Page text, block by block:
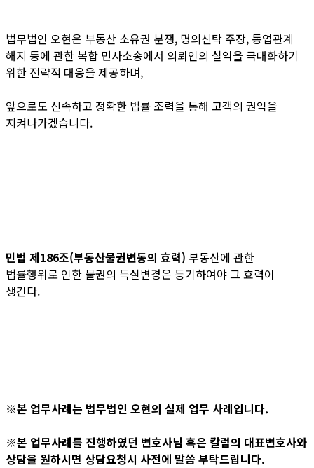
법무법인 오현은 부동산 소유권 분쟁, 명의신탁 주장, 동업관계
해지 등에 관한 복합 민사소송에서 의뢰인의 실익을 극대화하기
위한 전략적 대응을 제공하며,
앞으로도 신속하고 정확한 법률 조력을 통해 고객의 권익을
지켜나가겠습니다.
민법 제186조(부동산물권변동의 효력) 부동산에 관한
법률행위로 인한 물권의 득실변경은 등기하여야 그 효력이
생긴다.
※본 업무사례는 법무법인 오현의 실제 업무 사례입니다.
※본 업무사례를 진행하였던 변호사님 혹은 칼럼의 대표변호사와
상담을 원하시면 상담요청시 사전에 말씀 부탁드립니다.